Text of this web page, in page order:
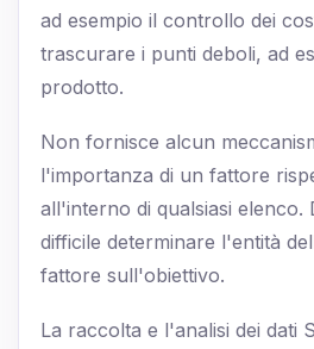
ad esempio il controllo dei
trascurare i punti deboli, ad
prodotto.
Non fornisce alcun
l'importanza di un fattore
all'interno di qualsiasi elenco.
difficile determinare l'entità
fattore sull'obiettivo.
La raccolta e l'analisi dei dati